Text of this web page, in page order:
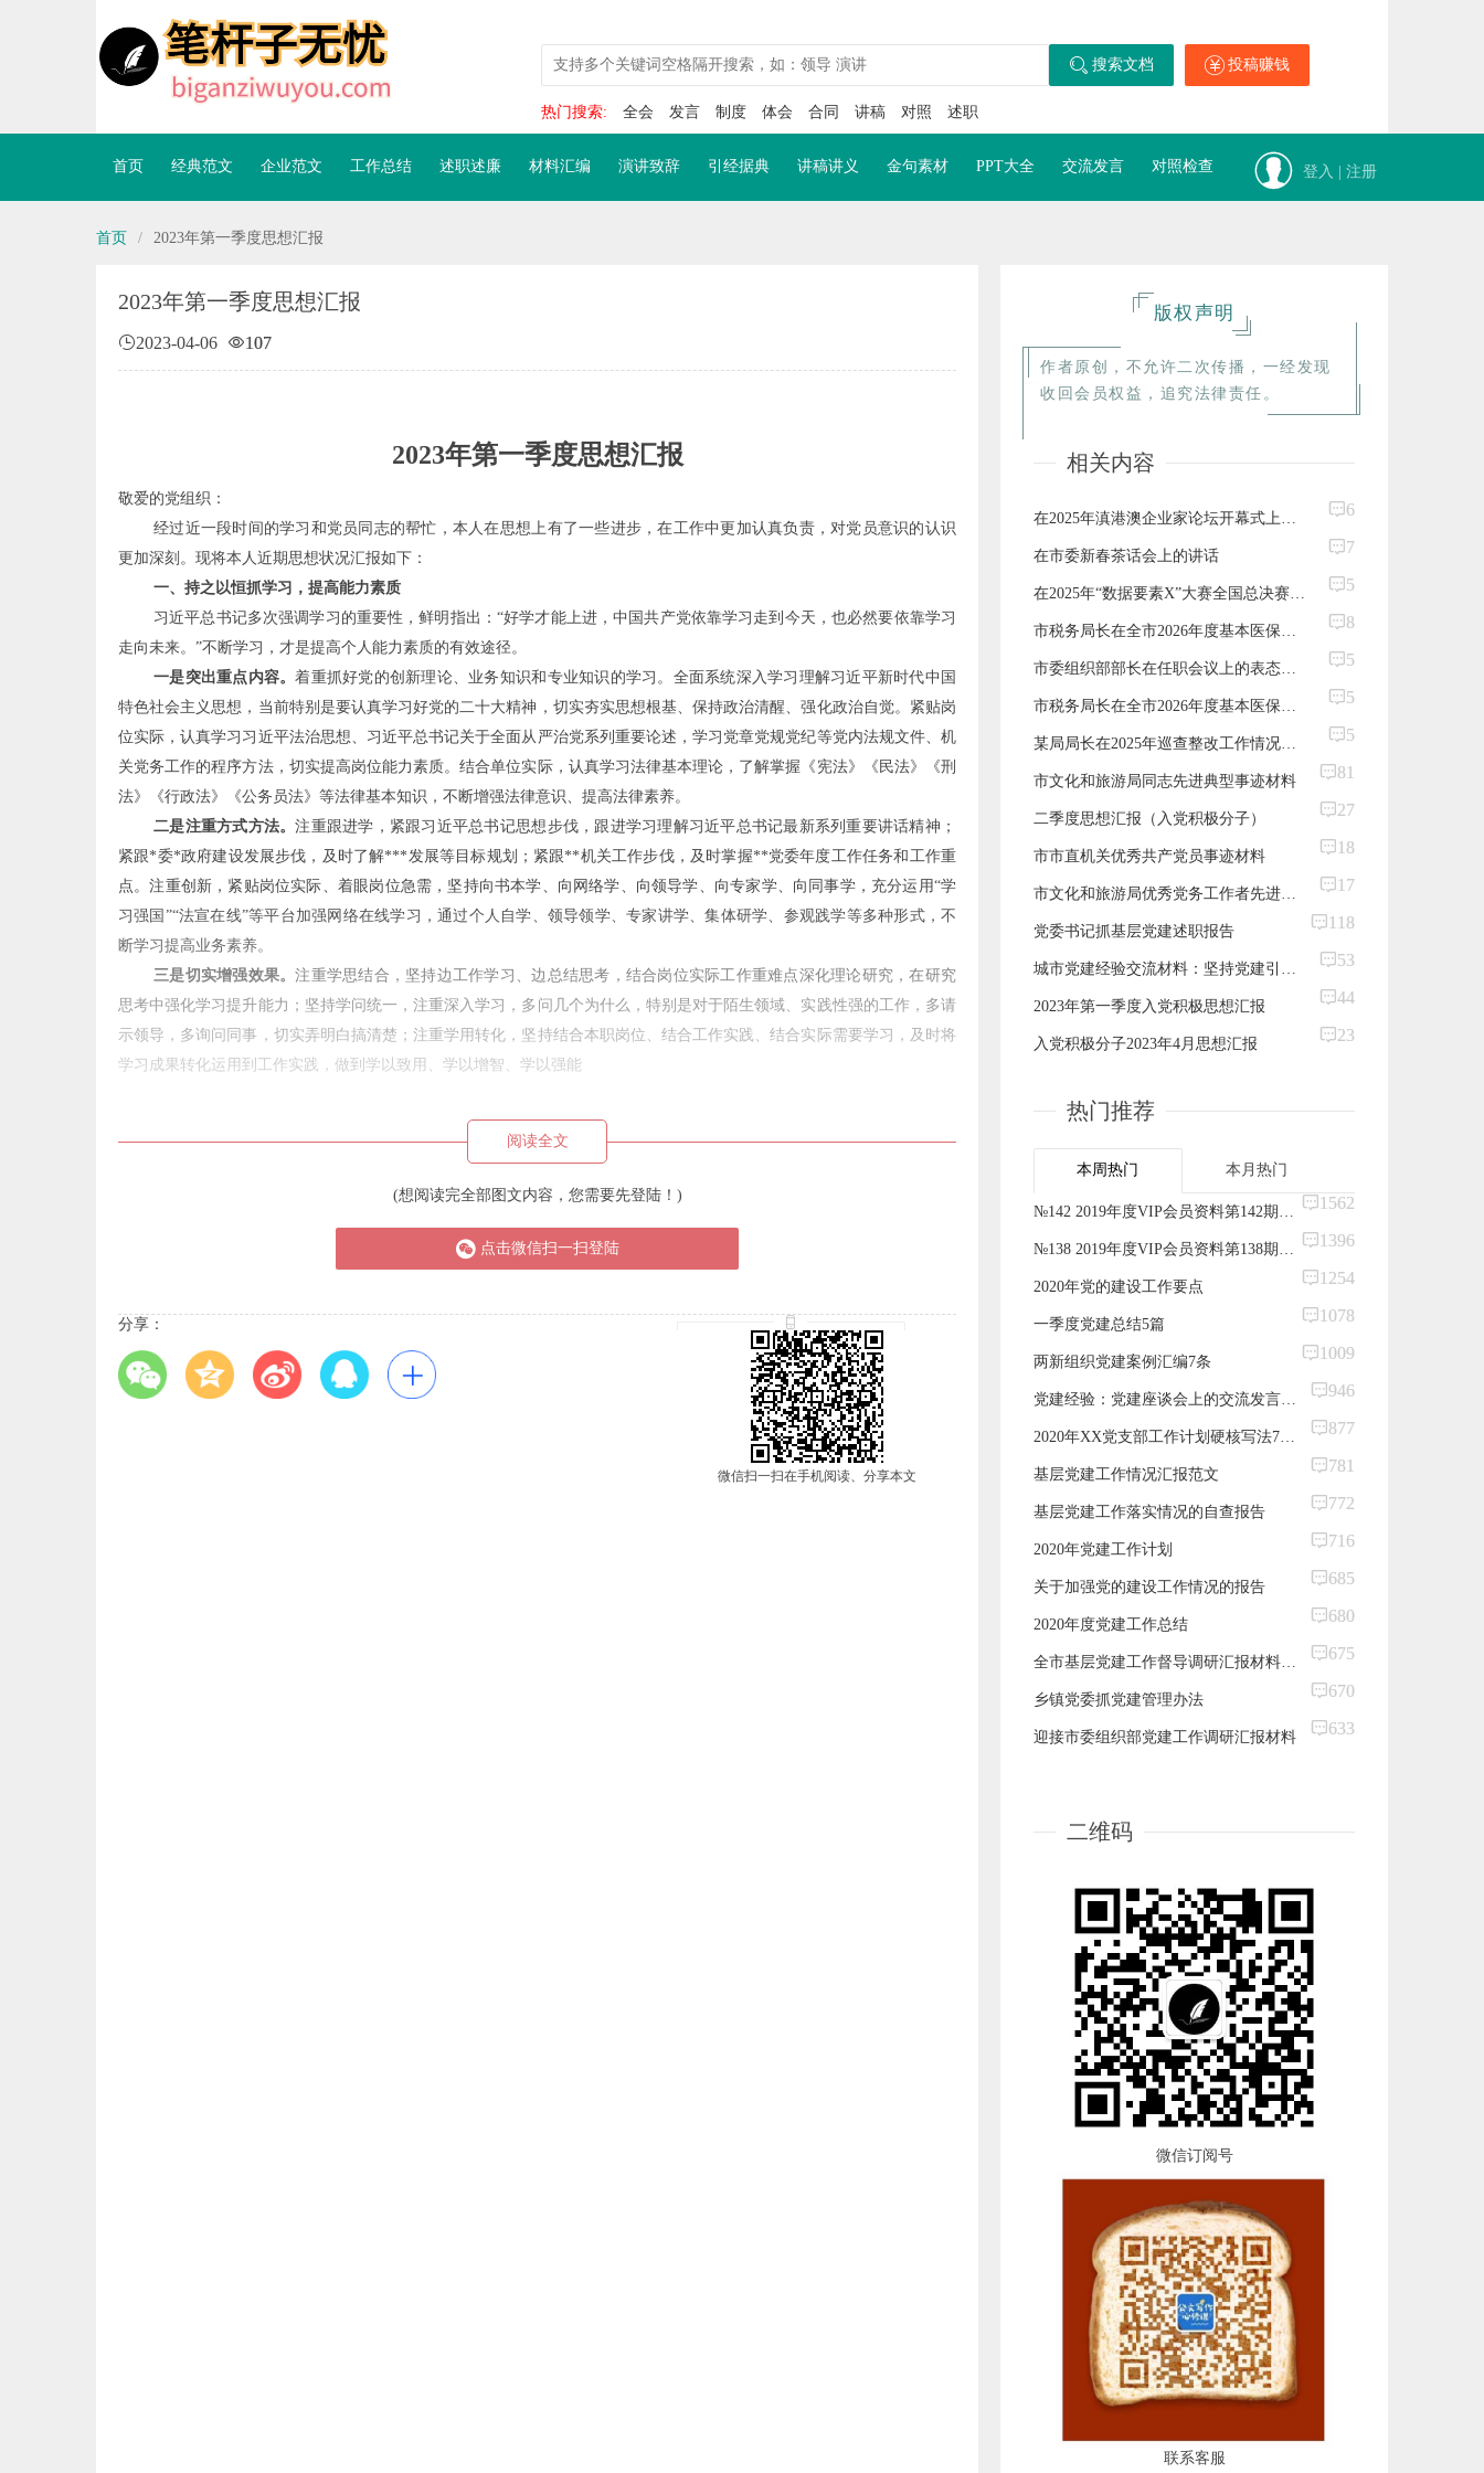
搜索文档 投稿赚钱
热门搜索: 全会 发言 制度 体会 合同 讲稿 对照 述职
首页 经典范文 企业范文 工作总结 述职述廉 材料汇编 演讲致辞 引经据典 讲稿讲义 金句素材 PPT大全 交流发言 对照检查 登入 | 注册
首页 / 2023年第一季度思想汇报
2023年第一季度思想汇报
2023-04-06 107
2023年第一季度思想汇报
敬爱的党组织：
经过近一段时间的学习和党员同志的帮忙，本人在思想上有了一些进步，在工作中更加认真负责，对党员意识的认识
更加深刻。现将本人近期思想状况汇报如下：
一、持之以恒抓学习，提高能力素质
习近平总书记多次强调学习的重要性，鲜明指出：“好学才能上进，中国共产党依靠学习走到今天，也必然要依靠学习
走向未来。”不断学习，才是提高个人能力素质的有效途径。
一是突出重点内容。着重抓好党的创新理论、业务知识和专业知识的学习。全面系统深入学习理解习近平新时代中国
特色社会主义思想，当前特别是要认真学习好党的二十大精神，切实夯实思想根基、保持政治清醒、强化政治自觉。紧贴岗
位实际，认真学习习近平法治思想、习近平总书记关于全面从严治党系列重要论述，学习党章党规党纪等党内法规文件、机
关党务工作的程序方法，切实提高岗位能力素质。结合单位实际，认真学习法律基本理论，了解掌握《宪法》《民法》《刑
法》《行政法》《公务员法》等法律基本知识，不断增强法律意识、提高法律素养。
二是注重方式方法。注重跟进学，紧跟习近平总书记思想步伐，跟进学习理解习近平总书记最新系列重要讲话精神；
紧跟*委*政府建设发展步伐，及时了解***发展等目标规划；紧跟**机关工作步伐，及时掌握**党委年度工作任务和工作重
点。注重创新，紧贴岗位实际、着眼岗位急需，坚持向书本学、向网络学、向领导学、向专家学、向同事学，充分运用“学
习强国”“法宣在线”等平台加强网络在线学习，通过个人自学、领导领学、专家讲学、集体研学、参观践学等多种形式，不
断学习提高业务素养。
三是切实增强效果。注重学思结合，坚持边工作学习、边总结思考，结合岗位实际工作重难点深化理论研究，在研究
思考中强化学习提升能力；坚持学问统一，注重深入学习，多问几个为什么，特别是对于陌生领域、实践性强的工作，多请
示领导，多询问同事，切实弄明白搞清楚；注重学用转化，坚持结合本职岗位、结合工作实践、结合实际需要学习，及时将
学习成果转化运用到工作实践，做到学以致用、学以增智、学以强能
阅读全文
(想阅读完全部图文内容，您需要先登陆！)
点击微信扫一扫登陆
分享：
微信扫一扫在手机阅读、分享本文
版权声明
作者原创，不允许二次传播，一经发现
收回会员权益，追究法律责任。
相关内容
6
在市委新春茶话会上的讲话
7
5
8
5
5
5
市文化和旅游局同志先进典型事迹材料
81
二季度思想汇报（入党积极分子）
27
市市直机关优秀共产党员事迹材料
18
17
党委书记抓基层党建述职报告
118
53
2023年第一季度入党积极思想汇报
44
入党积极分子2023年4月思想汇报
23
热门推荐
本周热门 本月热门
1562
1396
2020年党的建设工作要点
1254
一季度党建总结5篇
1078
两新组织党建案例汇编7条
1009
946
877
基层党建工作情况汇报范文
781
基层党建工作落实情况的自查报告
772
2020年党建工作计划
716
关于加强党的建设工作情况的报告
685
2020年度党建工作总结
680
675
乡镇党委抓党建管理办法
670
迎接市委组织部党建工作调研汇报材料
633
二维码
微信订阅号
联系客服